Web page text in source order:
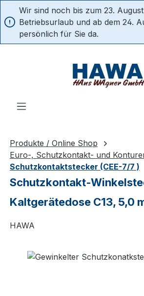
springen
Wir sind noch bis zum 23.
Betriebsurlaub und ab dem 24.
persönlich für Sie da.
Produkte / Online Shop
Euro-, Schutzkontakt- und
Schutzkontaktstecker (CEE-7/7 )
Schutzkontakt-
Kaltgerätedose C13, 5,0
HAWA
Bildergalerie überspringen